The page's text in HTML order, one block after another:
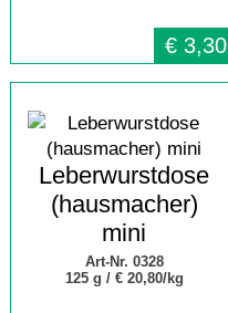
€ 3,30
Leberwurstdose
(hausmacher)
mini
Art-Nr. 0328
125 g / € 20,80/kg